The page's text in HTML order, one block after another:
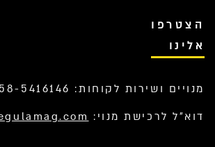
הצטרפו
אלינו
מנויים ושירות לקוחות: 058-5416146
דוא”ל לרכישת מנוי: